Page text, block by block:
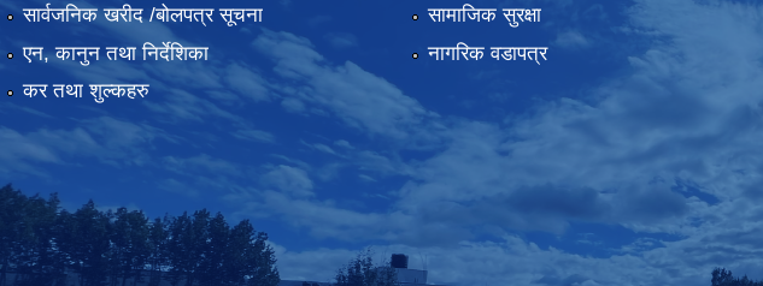
सार्वजनिक खरीद /बोलपत्र सूचना
एन, कानुन तथा निर्देशिका
कर तथा शुल्कहरु
सामाजिक सुरक्षा
नागरिक वडापत्र